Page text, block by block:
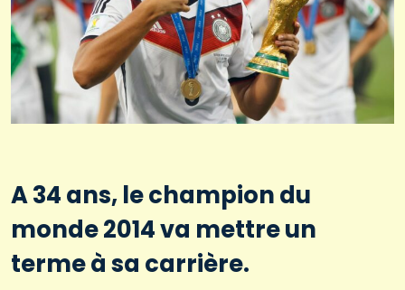
A 34 ans, le champion du
monde 2014 va mettre un
terme à sa carrière.